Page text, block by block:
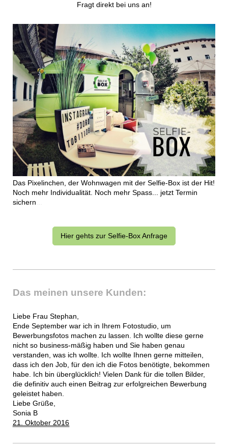
Fragt direkt bei uns an!
Das Pixelinchen, der Wohnwagen mit der Selfie-Box ist der Hit!
Noch mehr Individualität. Noch mehr Spass... jetzt Termin
sichern
Hier gehts zur Selfie-Box Anfrage
Das meinen unsere Kunden:
Liebe Frau Stephan,
Ende September war ich in Ihrem Fotostudio, um
Bewerbungsfotos machen zu lassen. Ich wollte diese gerne
nicht so business-mäßig haben und Sie haben genau
verstanden, was ich wollte. Ich wollte Ihnen gerne mitteilen,
dass ich den Job, für den ich die Fotos benötigte, bekommen
habe. Ich bin überglücklich! Vielen Dank für die tollen Bilder,
die definitiv auch einen Beitrag zur erfolgreichen Bewerbung
geleistet haben.
Liebe Grüße,
Sonia B
21. Oktober 2016